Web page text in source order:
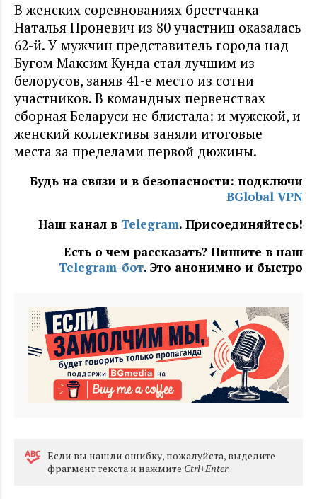
В женских соревнованиях брестчанка
Наталья Проневич из 80 участниц оказалась
62-й. У мужчин представитель города над
Бугом Максим Кунда стал лучшим из
белорусов, заняв 41-е место из сотни
участников. В командных первенствах
сборная Беларуси не блистала: и мужской, и
женский коллективы заняли итоговые
места за пределами первой дюжины.
Будь на связи и в безопасности: подключи
BGlobal VPN
Наш канал в Telegram. Присоединяйтесь!
Есть о чем рассказать? Пишите в наш
Telegram-бот. Это анонимно и быстро
Eсли вы нашли ошибку, пожалуйста, выделите
фрагмент текста и нажмите Ctrl+Enter.